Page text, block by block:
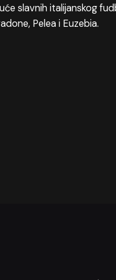
slavnih italijanskog
Pelea i Euzebia.